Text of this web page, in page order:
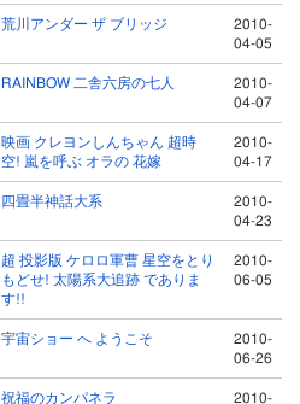
荒川アンダー ザ ブリッジ
2010-
04-05
RAINBOW 二舎六房の七人
2010-
04-07
映画 クレヨンしんちゃん 超時
空! 嵐を呼ぶ オラの 花嫁
2010-
04-17
四畳半神話大系
2010-
04-23
超 投影版 ケロロ軍曹 星空をとり
もどせ! 太陽系大追跡 でありま
す!!
2010-
06-05
宇宙ショー へ ようこそ
2010-
06-26
祝福のカンパネラ
2010-